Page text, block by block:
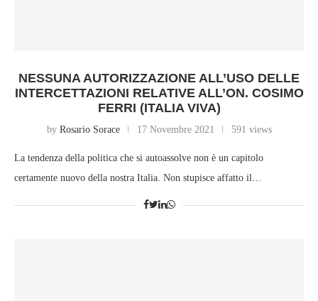
NESSUNA AUTORIZZAZIONE ALL’USO DELLE
INTERCETTAZIONI RELATIVE ALL’ON. COSIMO
FERRI (ITALIA VIVA)
by Rosario Sorace 17 Novembre 2021 591 views
La tendenza della politica che si autoassolve non è un capitolo
certamente nuovo della nostra Italia. Non stupisce affatto il…